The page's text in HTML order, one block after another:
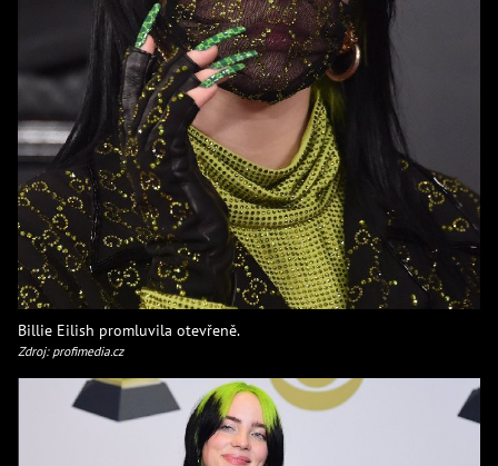
Billie Eilish promluvila otevřeně.
Zdroj: profimedia.cz